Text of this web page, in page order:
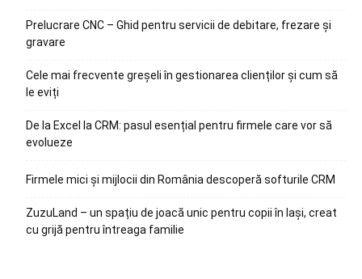
Prelucrare CNC – Ghid pentru servicii de debitare, frezare și
gravare
Cele mai frecvente greșeli în gestionarea clienților și cum să
le eviți
De la Excel la CRM: pasul esențial pentru firmele care vor să
evolueze
Firmele mici și mijlocii din România descoperă softurile CRM
ZuzuLand – un spațiu de joacă unic pentru copii în Iași, creat
cu grijă pentru întreaga familie